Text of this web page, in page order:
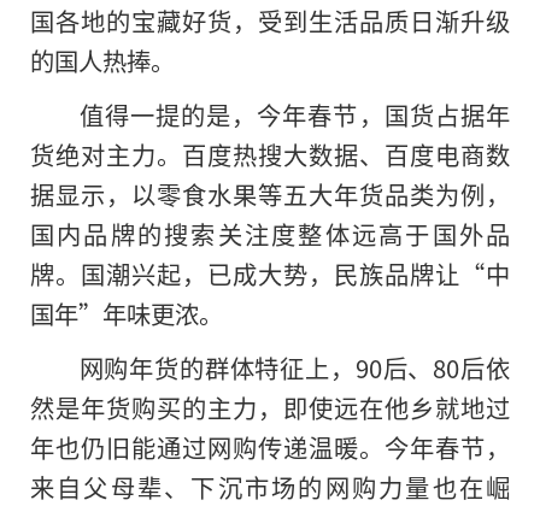
国各地的宝藏好货，受到生活品质日渐升级
的国人热捧。
值得一提的是，今年春节，国货占据年
货绝对主力。百度热搜大数据、百度电商数
据显示，以零食水果等五大年货品类为例，
国内品牌的搜索关注度整体远高于国外品
牌。国潮兴起，已成大势，民族品牌让“中
国年”年味更浓。
网购年货的群体特征上，90后、80后依
然是年货购买的主力，即使远在他乡就地过
年也仍旧能通过网购传递温暖。今年春节，
来自父母辈、下沉市场的网购力量也在崛